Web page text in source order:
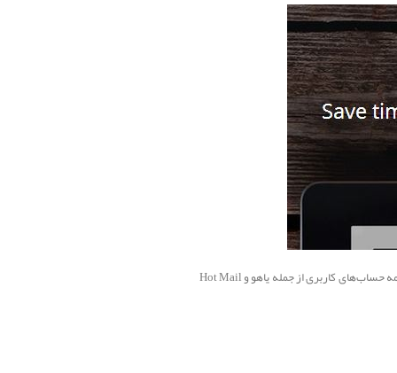
کار با این ابزار به شدت ساده و مستقیم است. در اینجا‌ ما از این ابزار‌ با یک حساب کاربری جی میل استفاده می‌کنیم، ولی Unroll.me برای همه حساب‌های کاربری از جمله یاهو و Hot Mail